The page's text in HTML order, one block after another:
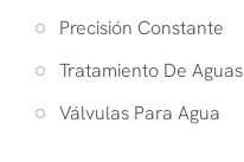
Precisión Constante
Tratamiento De Aguas
Válvulas Para Agua